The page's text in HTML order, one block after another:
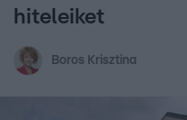
hiteleiket
Boros Krisztina